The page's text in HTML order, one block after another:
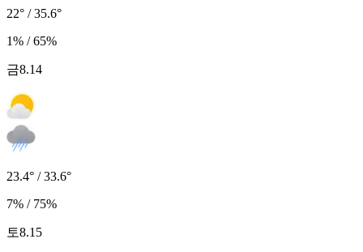
22° / 35.6°
1% / 65%
금8.14
23.4° / 33.6°
7% / 75%
토8.15